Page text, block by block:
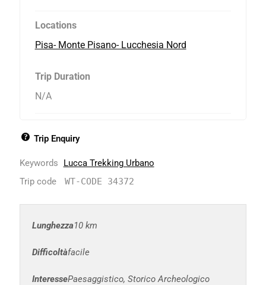
Locations
Pisa- Monte Pisano- Lucchesia Nord
Trip Duration
N/A
Trip Enquiry
Keywords
Lucca Trekking Urbano
Trip code
WT-CODE 34372
Lunghezza10 km
Difficoltàfacile
InteressePaesaggistico, Storico Archeologico